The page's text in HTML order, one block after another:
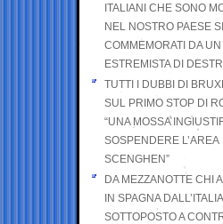
ITALIANI CHE SONO
NEL NOSTRO PAESE
COMMEMORATI DA UN
ESTREMISTA DI
TUTTI I DUBBI DI
SUL PRIMO STOP DI
“UNA MOSSA
SOSPENDERE L’AREA
SCENGHEN”
DA MEZZANOTTE CHI
IN SPAGNA
SOTTOPOSTO A